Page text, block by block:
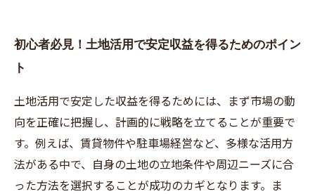
初心者必見！土地活用で安定収益を得るためのポイン
ト
土地活用で安定した収益を得るためには、まず市場の動
向を正確に把握し、計画的に戦略を立てることが重要で
す。例えば、賃貸物件や駐車場経営など、多様な活用方
法がある中で、自身の土地の立地条件や周辺ニーズに合
った方法を選択することが成功のカギとなります。ま